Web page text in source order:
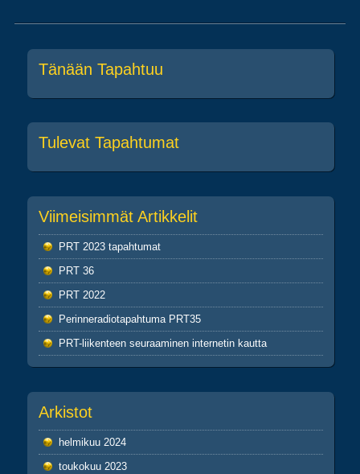
Post navigation
Tänään Tapahtuu
Tulevat Tapahtumat
Viimeisimmät Artikkelit
PRT 2023 tapahtumat
PRT 36
PRT 2022
Perinneradiotapahtuma PRT35
PRT-liikenteen seuraaminen internetin kautta
Arkistot
helmikuu 2024
toukokuu 2023